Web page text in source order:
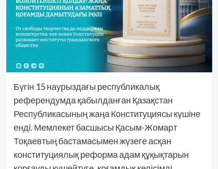
Бүгін 15 наурыздағы республикалық
референдумда қабылданған Қазақстан
Республикасының жаңа Конституциясы күшіне
енді. Мемлекет басшысы Қасым-Жомарт
Тоқаевтың бастамасымен жүзеге асқан
конституциялық реформа адам құқықтарын